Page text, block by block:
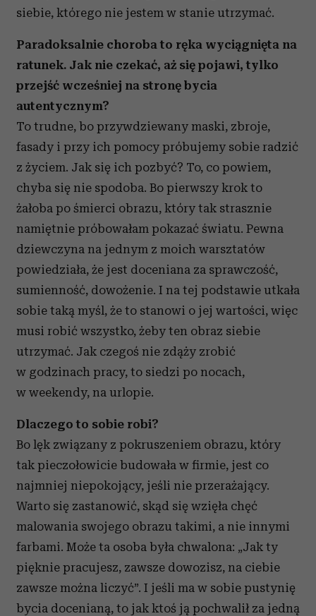
siebie, którego nie jestem w stanie utrzymać.
Paradoksalnie choroba to ręka wyciągnięta na
ratunek. Jak nie czekać, aż się pojawi, tylko
przejść wcześniej na stronę bycia
autentycznym?
To trudne, bo przywdziewany maski, zbroje,
fasady i przy ich pomocy próbujemy sobie radzić
z życiem. Jak się ich pozbyć? To, co powiem,
chyba się nie spodoba. Bo pierwszy krok to
żałoba po śmierci obrazu, który tak strasznie
namiętnie próbowałam pokazać światu. Pewna
dziewczyna na jednym z moich warsztatów
powiedziała, że jest doceniana za sprawczość,
sumienność, dowożenie. I na tej podstawie utkała
sobie taką myśl, że to stanowi o jej wartości, więc
musi robić wszystko, żeby ten obraz siebie
utrzymać. Jak czegoś nie zdąży zrobić
w godzinach pracy, to siedzi po nocach,
w weekendy, na urlopie.
Dlaczego to sobie robi?
Bo lęk związany z pokruszeniem obrazu, który
tak pieczołowicie budowała w firmie, jest co
najmniej niepokojący, jeśli nie przerażający.
Warto się zastanowić, skąd się wzięła chęć
malowania swojego obrazu takimi, a nie innymi
farbami. Może ta osoba była chwalona: „Jak ty
pięknie pracujesz, zawsze dowozisz, na ciebie
zawsze można liczyć”. I jeśli ma w sobie pustynię
bycia docenianą, to jak ktoś ją pochwalił za jedną